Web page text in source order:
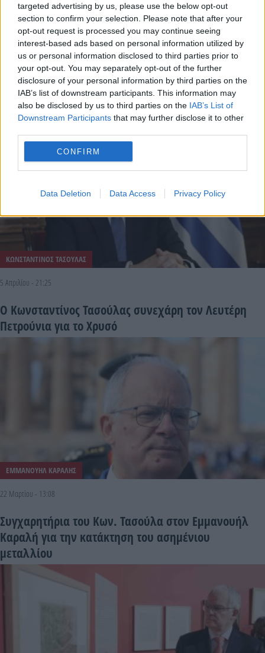
targeted advertising by us, please use the below opt-out
section to confirm your selection. Please note that after your
opt-out request is processed you may continue seeing
interest-based ads based on personal information utilized by
us or personal information disclosed to third parties prior to
your opt-out. You may separately opt-out of the further
disclosure of your personal information by third parties on the
IAB’s list of downstream participants. This information may
also be disclosed by us to third parties on the IAB’s List of
Downstream Participants that may further disclose it to other
CONFIRM
Data Deletion Data Access Privacy Policy
ΕΠΙΤΑΦΙΟΣ
9 Απριλίου - 12:10
Στη Σύρο θα παρακολουθήσει τον Επιτάφιο και την
Ανάσταση ο Κ. Τασούλας
ΚΩΝΣΤΑΝΤΙΝΟΣ ΤΑΣΟΥΛΑΣ
5 Απριλίου - 21:25
O Κωνσταντίνος Τασούλας συνεχάρη τον Λευτέρη
Πετρούνια για το Χρυσό
ΕΜΜΑΝΟΥΗΛ ΚΑΡΑΛΗΣ
22 Μαρτίου - 13:08
Συγχαρητήρια του Κων. Τασούλα στον Εμμανουήλ
Καραλή για την κατάκτηση του ασημένιου
μεταλλίου